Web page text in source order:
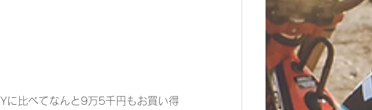
比べてなんと9万5千円もお買い得